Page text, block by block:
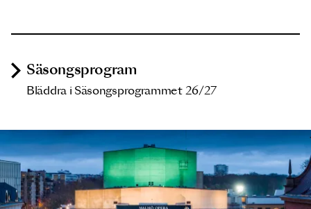
Säsongsprogram
Bläddra i Säsongsprogrammet 26/27